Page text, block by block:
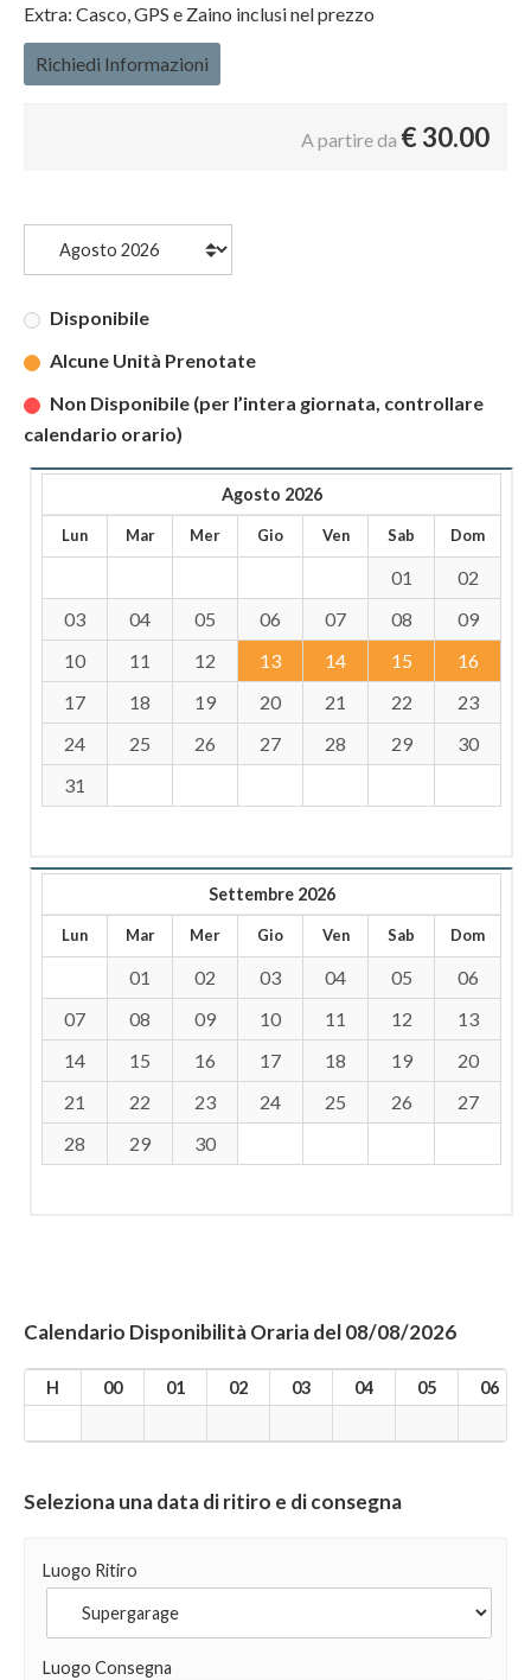
Extra: Casco, GPS e Zaino inclusi nel prezzo
Richiedi Informazioni
A partire da €30.00
Disponibile
Alcune Unità Prenotate
Non Disponibile (per l’intera giornata, controllare
calendario orario)
Agosto 2026
Lun Mar Mer Gio Ven Sab Dom
01
02
03
04 05 06 07 08
09
10
11 12 13 14 15
16
17
18 19 20 21 22
23
24
25 26 27 28 29
30
31
Settembre 2026
Lun Mar Mer Gio Ven Sab Dom
01 02 03 04 05
06
07
08 09 10 11 12
13
14
15 16 17 18 19
20
21
22 23 24 25 26
27
28
29 30
Calendario Disponibilità Oraria del 08/08/2026
H 00 01 02 03 04 05 06
Seleziona una data di ritiro e di consegna
Luogo Ritiro
Luogo Consegna